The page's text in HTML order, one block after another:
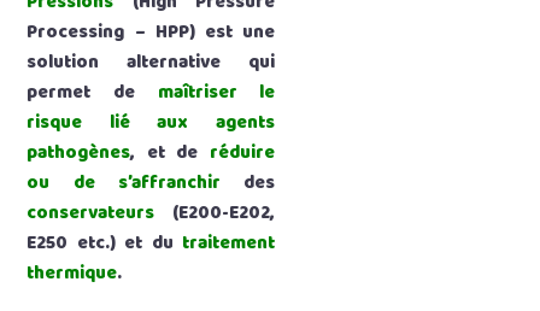
Processing – HPP) est une
solution alternative qui
permet de maîtriser le
risque lié aux agents
pathogènes, et de réduire
ou de s’affranchir des
conservateurs (E200-E202,
E250 etc.) et du traitement
thermique.